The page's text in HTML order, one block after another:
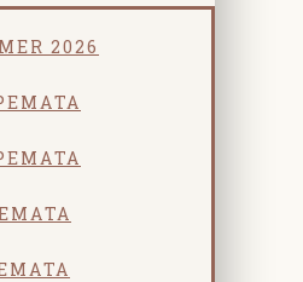
2026